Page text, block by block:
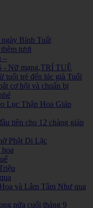
Bính Tuất
tươi
–
Nữ mạng,TRÍ TUỆ
trẻ đến lúc già Tuổi
cơ hội và chuẩn bị
Lục Thập Hoa Giáp
tiên cho 12 chàng giáp
Phật Di Lặc
và Lâm Tâm Như qua
nửa cuối tháng 9